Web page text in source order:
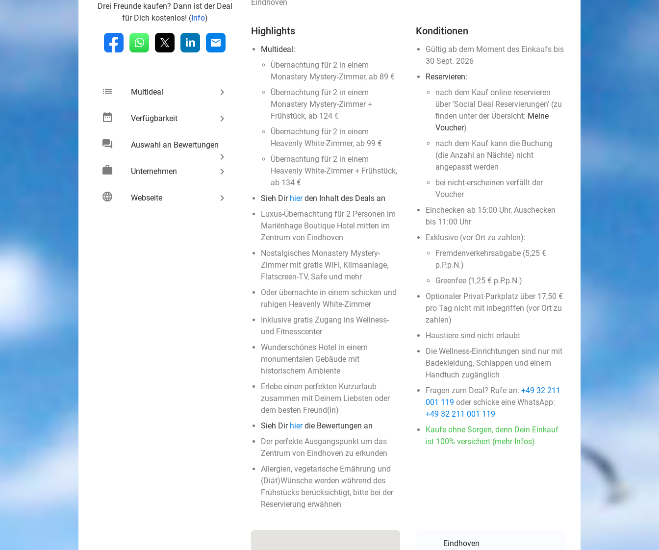
Drei Freunde kaufen? Dann ist der Deal
für Dich kostenlos! (Info)
fb whatsapp linkedin mail
list Multideal keyboard_arrow_right
date_range Verfügbarkeit keyboard_arrow_right
chat Auswahl an Bewertungen
keyboard_arrow_right
work
Unternehmen keyboard_arrow_right
language Webseite keyboard_arrow_right
Eindhoven
Highlights
Multideal:
Übernachtung für 2 in einem
Monastery Mystery-Zimmer, ab 89 €
Übernachtung für 2 in einem
Monastery Mystery-Zimmer +
Frühstück, ab 124 €
Übernachtung für 2 in einem
Heavenly White-Zimmer, ab 99 €
Übernachtung für 2 in einem
Heavenly White-Zimmer + Frühstück,
ab 134 €
Sieh Dir hierden Inhalt des Deals an
Luxus-Übernachtung für 2 Personen im
Mariënhage Boutique Hotel mitten im
Zentrum von Eindhoven
Nostalgisches Monastery Mystery-
Zimmer mit gratis WiFi, Klimaanlage,
Flatscreen-TV, Safe und mehr
Oder übernachte in einem schicken und
ruhigen Heavenly White-Zimmer
Inklusive gratis Zugang ins Wellness-
und Fitnesscenter
Wunderschönes Hotel in einem
monumentalen Gebäude mit
historischem Ambiente
Erlebe einen perfekten Kurzurlaub
zusammen mit Deinem Liebsten oder
dem besten Freund(in)
Sieh Dir hierdie Bewertungen an
Der perfekte Ausgangspunkt um das
Zentrum von Eindhoven zu erkunden
Allergien, vegetarische Ernährung und
(Diät)Wünsche werden während des
Frühstücks berücksichtigt, bitte bei der
Reservierung erwähnen
Konditionen
Gültig ab dem Moment des Einkaufs bis
30 Sept. 2026
Reservieren:
nach dem Kauf online reservieren
über 'Social Deal Reservierungen' (zu
finden unter der Übersicht: Meine
Voucher)
nach dem Kauf kann die Buchung
(die Anzahl an Nächte) nicht
angepasst werden
bei nicht-erscheinen verfällt der
Voucher
Einchecken ab 15:00 Uhr, Auschecken
bis 11:00 Uhr
Exklusive (vor Ort zu zahlen):
Fremdenverkehrsabgabe (5,25 €
p.P.p.N.)
Greenfee (1,25 € p.P.p.N.)
Optionaler Privat-Parkplatz über 17,50 €
pro Tag nicht mit inbegriffen (vor Ort zu
zahlen)
Haustiere sind nicht erlaubt
Die Wellness-Einrichtungen sind nur mit
Badekleidung, Schlappen und einem
Handtuch zugänglich
Fragen zum Deal? Rufe an: +49 32 211
001 119 oder schicke eine WhatsApp:
+49 32 211 001 119
Kaufe ohne Sorgen, denn Dein Einkauf
ist 100% versichert (mehr Infos)
Eindhoven